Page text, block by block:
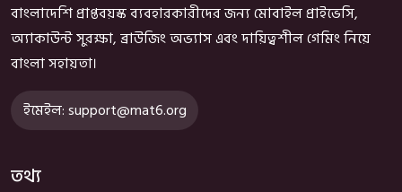
বাংলাদেশি প্রাপ্তবয়স্ক ব্যবহারকারীদের জন্য মোবাইল প্রাইভেসি,
অ্যাকাউন্ট সুরক্ষা, ব্রাউজিং অভ্যাস এবং দায়িত্বশীল গেমিং নিয়ে
বাংলা সহায়তা।
ইমেইল:support@mat6.org
তথ্য